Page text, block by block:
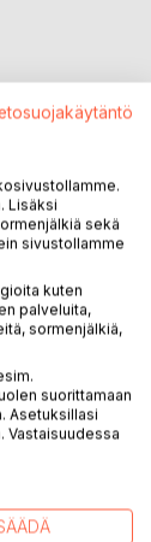
vuonna 1981
jo
ilman sen
arkojakin
joten lukijan
Lisäksi
sekä
sivustollamme
kuten
palveluita,
sormenjälkiä,
suorittamaan
Asetuksillasi
Vastaisuudessa